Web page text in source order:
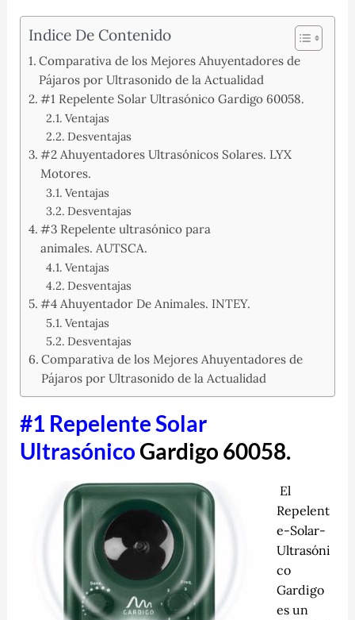
Indice De Contenido
Comparativa de los Mejores Ahuyentadores de
Pájaros por Ultrasonido de la Actualidad
#1 Repelente Solar Ultrasónico Gardigo 60058.
Ventajas
Desventajas
#2 Ahuyentadores Ultrasónicos Solares. LYX
Motores.
Ventajas
Desventajas
#3 Repelente ultrasónico para
animales. AUTSCA.
Ventajas
Desventajas
#4 Ahuyentador De Animales. INTEY.
Ventajas
Desventajas
Comparativa de los Mejores Ahuyentadores de
Pájaros por Ultrasonido de la Actualidad
#1 Repelente Solar
UltrasónicoGardigo 60058.
El
Repelent
e-Solar-
Ultrasóni
co
Gardigo
es un